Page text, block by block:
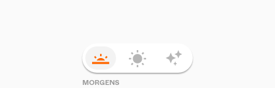
MORGENS